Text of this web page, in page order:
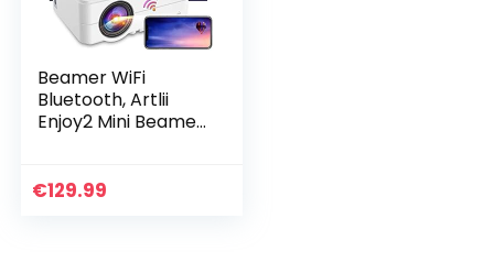
Beamer WiFi
Bluetooth, Artlii
Enjoy2 Mini Beamer,
Home Theater
€129.99